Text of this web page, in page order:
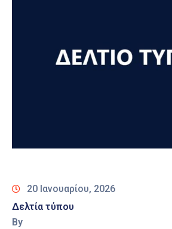
20 Ιανουαρίου, 2026
Δελτία τύπου
By